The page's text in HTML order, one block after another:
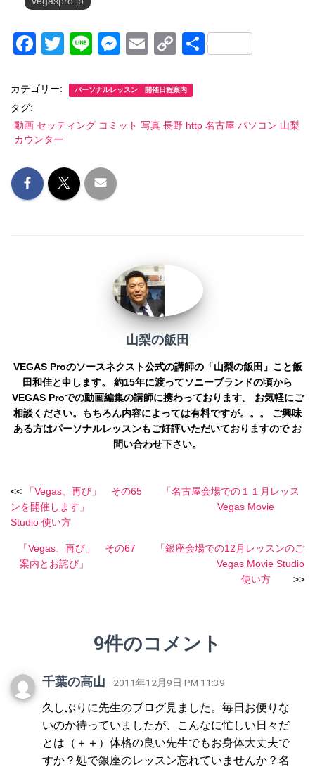
F
c
b
o
k
T
tt
Li
e
M
ss
n
E
ail
C
p
Li
共
カテゴリー: パーソナルレッスン 開催日程案内
タグ:
動画 セッティング コミット 写真 長野 http 名古屋 パソコン 山梨
カウンター
山梨の飯田
VEGAS Proのソースネクスト公式の講師の「山梨の飯田」こと飯
田和佳と申します。 約15年に渡ってソニーブランドの頃から
VEGAS Proでの動画編集の講師に携わっております。 お気軽にご
相談ください。もちろん内容によっては有料ですが。。。 ご興味
ある方はパーソナルレッスンもご好評いただいておりますので お
問い合わせ下さい。
<<
「Vegas、再び」 その65 「名古屋会場での１１月レッス
ンを開催します」 Vegas Movie
Studio 使い方
「Vegas、再び」 その67 「銀座会場での12月レッスンのご
案内とお詫び」 Vegas Movie Studio
使い方
>>
9件のコメント
千葉の高山 · 2011年12月9日 PM 11:39
久しぶりに先生のブログ見ました。毎日お便りな
いのか待っていましたが、こんなに忙しい日々だ
とは（＋＋）体格の良い先生でもお身体大丈夫で
すか？処で銀座のレッスン忘れていませんか？名